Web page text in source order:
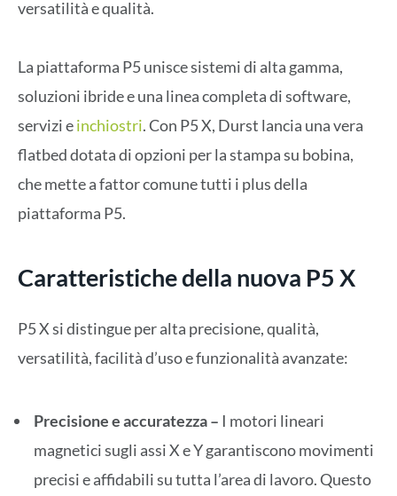
versatilità e qualità.
La piattaforma P5 unisce sistemi di alta gamma,
soluzioni ibride e una linea completa di software,
servizi einchiostri. Con P5 X, Durst lancia una vera
flatbed dotata di opzioni per la stampa su bobina,
che mette a fattor comune tutti i plus della
piattaforma P5.
Caratteristiche della nuova P5 X
P5 X si distingue per alta precisione, qualità,
versatilità, facilità d’uso e funzionalità avanzate:
Precisione e accuratezza – I motori lineari
magnetici sugli assi X e Y garantiscono movimenti
precisi e affidabili su tutta l’area di lavoro. Questo